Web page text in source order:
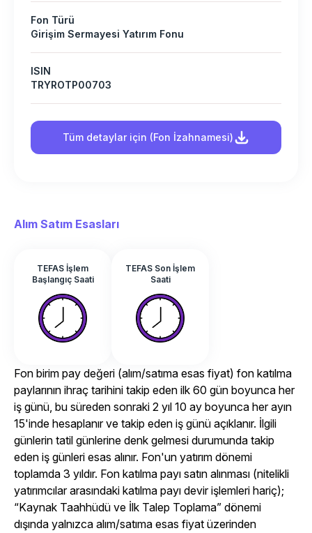
Fon Türü
Girişim Sermayesi Yatırım Fonu
ISIN
TRYROTP00703
Tüm detaylar için (Fon İzahnamesi)
Alım Satım Esasları
TEFAS İşlem
Başlangıç Saati
TEFAS Son İşlem
Saati
Fon birim pay değeri (alım/satıma esas fiyat) fon katılma
paylarının ihraç tarihini takip eden ilk 60 gün boyunca her
iş günü, bu süreden sonraki 2 yıl 10 ay boyunca her ayın
15'inde hesaplanır ve takip eden iş günü açıklanır. İlgili
günlerin tatil günlerine denk gelmesi durumunda takip
eden iş günleri esas alınır. Fon'un yatırım dönemi
toplamda 3 yıldır. Fon katılma payı satın alınması (nitelikli
yatırımcılar arasındaki katılma payı devir işlemleri hariç);
“Kaynak Taahhüdü ve İlk Talep Toplama” dönemi
dışında yalnızca alım/satıma esas fiyat üzerinden